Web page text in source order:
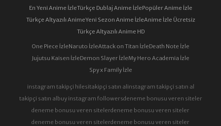
En Yeni Anime İzleTürkçe Dublaj Anime İzlePopüler Anime İzle
Türkçe Altyazılı AnimeYeni Sezon Anime İzleAnime İzle Ücretsiz
Türkçe Altyazılı Anime HD
One Piece İzleNaruto İzleAttack on Titan İzleDeath Note İzle
Jujutsu Kaisen İzleDemon Slayer İzleMy Hero Academia İzle
Spy x Family İzle
instagram takipçi hilesitakipçi satın alinstagram takipçi satın al
takipçi satın albuy instagram followersdeneme bonusu veren siteler
deneme bonusu veren sitelerdeneme bonusu veren siteler
deneme bonusu veren sitelerdeneme bonusu veren siteler